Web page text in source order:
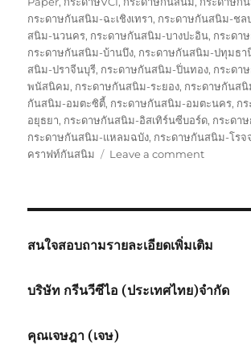
กระดาษกันสนิม-ฉะเชิงเทรา, กระดาษกันสนิม-ชล
สนิม-นวนคร, กระดาษกันสนิม-บางปะอิน, กระดา
กระดาษกันสนิม-บ้านบึง, กระดาษกันสนิม-ปทุมธา
สนิม-ปราจีนบุรี, กระดาษกันสนิม-ปิ่นทอง, กระดา
พนัสนิคม, กระดาษกันสนิม-ระยอง, กระดาษกันส
กันสนิม-อมตะซิตี้, กระดาษกันสนิม-อมตะนคร, ก
อยุธยา, กระดาษกันสนิม-อิสเทิร์นซีบอร์ด, กระดา
กระดาษกันสนิม-แหลมฉบัง, กระดาษกันสนิม-โรจ
คราฟท์กันสนิม
Leave a commenton
สนใจสอบถามรายละเอียดเพิ่มเติม
บริษัท กรีนวีซีไอ (ประเทศไทย)จำกัด
คุณเจษฎา (เจษ)